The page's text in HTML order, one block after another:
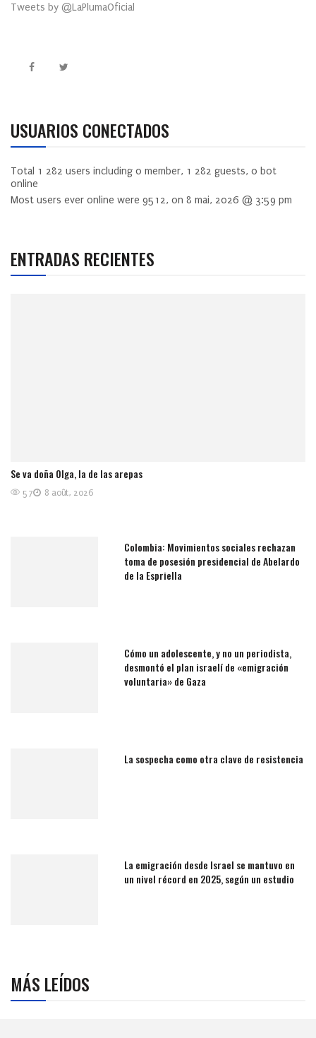
Tweets by @LaPlumaOficial
USUARIOS CONECTADOS
Total 1 282 users including 0 member, 1 282 guests, 0 bot
online
Most users ever online were 9512, on 8 mai, 2026 @ 3:59 pm
ENTRADAS RECIENTES
Se va doña Olga, la de las arepas
8 août, 2026
57
Colombia: Movimientos sociales rechazan
toma de posesión presidencial de Abelardo
de la Espriella
Cómo un adolescente, y no un periodista,
desmontó el plan israelí de «emigración
voluntaria» de Gaza
La sospecha como otra clave de resistencia
La emigración desde Israel se mantuvo en
un nivel récord en 2025, según un estudio
MÁS LEÍDOS